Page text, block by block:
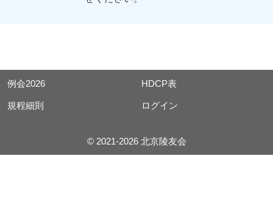
例会2026 HDCP表
規程細則 ログイン
© 2021-2026 北京陵友会